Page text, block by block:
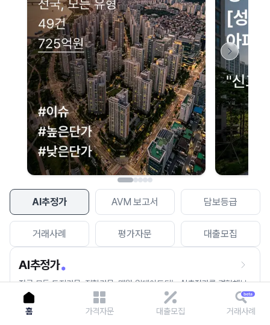
AI추정가 AVM 보고서 담보등급
거래사례 평가자문 대출모집
AI추정가
전국 모든 토지건물, 집합건물, 매월 업데이트되는 AI추정가를 경험해보
세요.
네이버 지도 연결 안내
현재 네이버 지도 연결이 원활하지 않아 지도를 불러올 수 없습니다.
이용에 불편을 드려 죄송합니다.
다시 시도
홈 가격자문 대출모집 거래사례